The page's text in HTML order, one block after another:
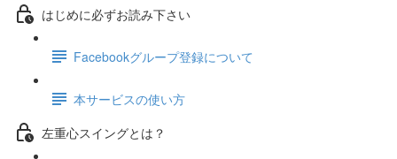
はじめに必ずお読み下さい
Facebookグループ登録について
本サービスの使い方
左重心スイングとは？